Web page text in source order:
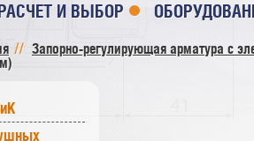
И ВЫБОР
Запорно-регулирующая арматура с